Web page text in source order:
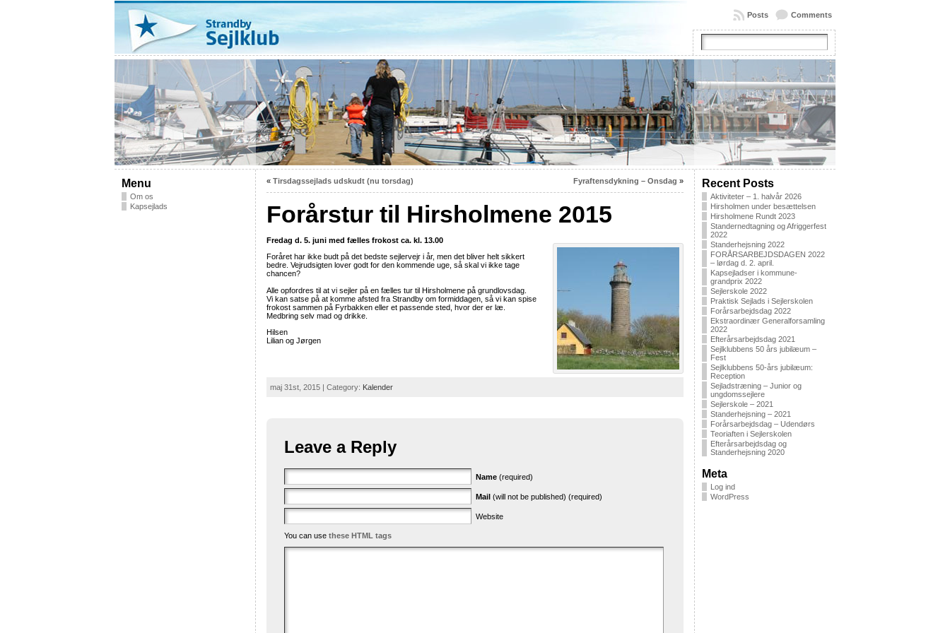
Comments
Posts
Menu
Om os
Kapsejlads
« Tirsdagssejlads udskudt (nu torsdag) Fyraftensdykning – Onsdag »
Forårstur til Hirsholmene 2015
Fredag d. 5. juni med fælles frokost ca. kl. 13.00
Foråret har ikke budt på det bedste sejlervejr i år, men det bliver helt sikkert
bedre. Vejrudsigten lover godt for den kommende uge, så skal vi ikke tage
chancen?
Alle opfordres til at vi sejler på en fælles tur til Hirsholmene på grundlovsdag.
Vi kan satse på at komme afsted fra Strandby om formiddagen, så vi kan spise
frokost sammen på Fyrbakken eller et passende sted, hvor der er læ.
Medbring selv mad og drikke.
Hilsen
Lilian og Jørgen
maj 31st, 2015 | Category: Kalender
Leave a Reply
Name (required)
Mail (will not be published) (required)
Website
You can use these HTML tags
Recent Posts
Aktiviteter – 1. halvår 2026
Hirsholmen under besættelsen
Hirsholmene Rundt 2023
Standernedtagning og Afriggerfest
2022
Standerhejsning 2022
FORÅRSARBEJDSDAGEN 2022
– lørdag d. 2. april.
Kapsejladser i kommune-
grandprix 2022
Sejlerskole 2022
Praktisk Sejlads i Sejlerskolen
Forårsarbejdsdag 2022
Ekstraordinær Generalforsamling
2022
Efterårsarbejdsdag 2021
Sejlklubbens 50 års jubilæum –
Fest
Sejlklubbens 50-års jubilæum:
Reception
Sejladstræning – Junior og
ungdomssejlere
Sejlerskole – 2021
Standerhejsning – 2021
Forårsarbejdsdag – Udendørs
Teoriaften i Sejlerskolen
Efterårsarbejdsdag og
Standerhejsning 2020
Meta
Log ind
WordPress